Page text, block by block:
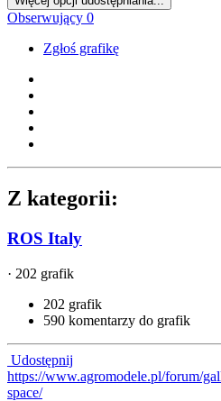
Obserwujący 0
Zgłoś grafikę
Z kategorii:
ROS Italy
· 202 grafik
202 grafik
590 komentarzy do grafik
Udostępnij
https://www.agromodele.pl/forum/
space/